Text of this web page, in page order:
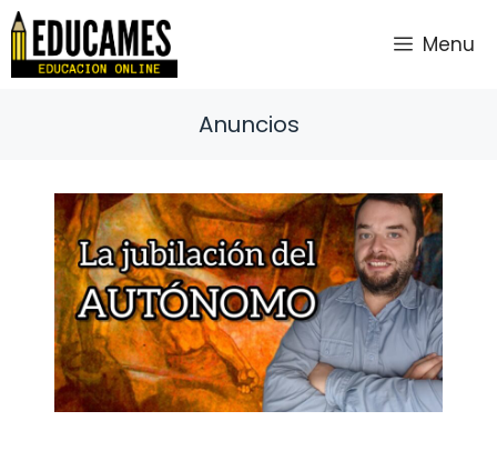
Saltar
contenido
Menu
Anuncios